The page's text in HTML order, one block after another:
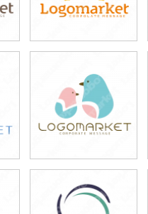
59,800円
(税込65,780円)
49,800円
(税込54,780円)